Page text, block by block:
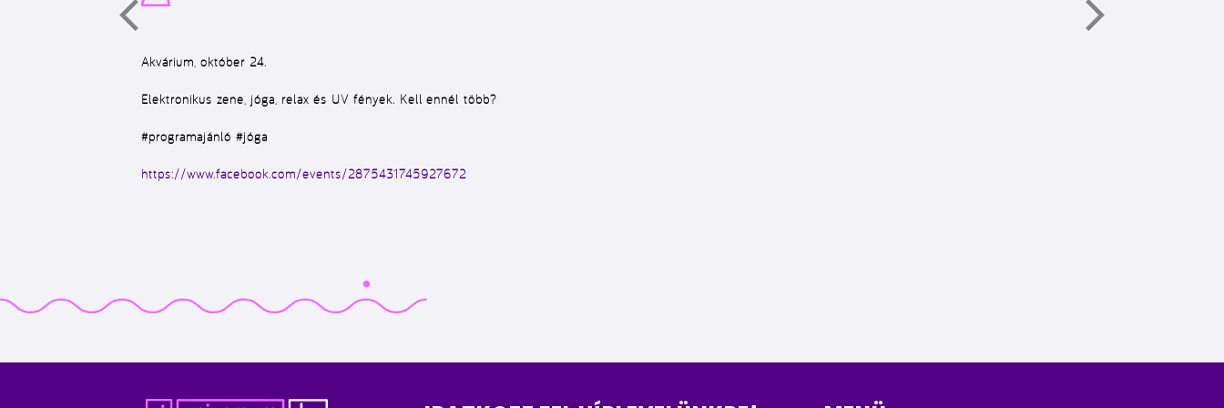
Akvárium, október 24.
Elektronikus zene, jóga, relax és UV fények. Kell ennél több?
#programajánló #jóga
https://www.facebook.com/events/2875431745927672